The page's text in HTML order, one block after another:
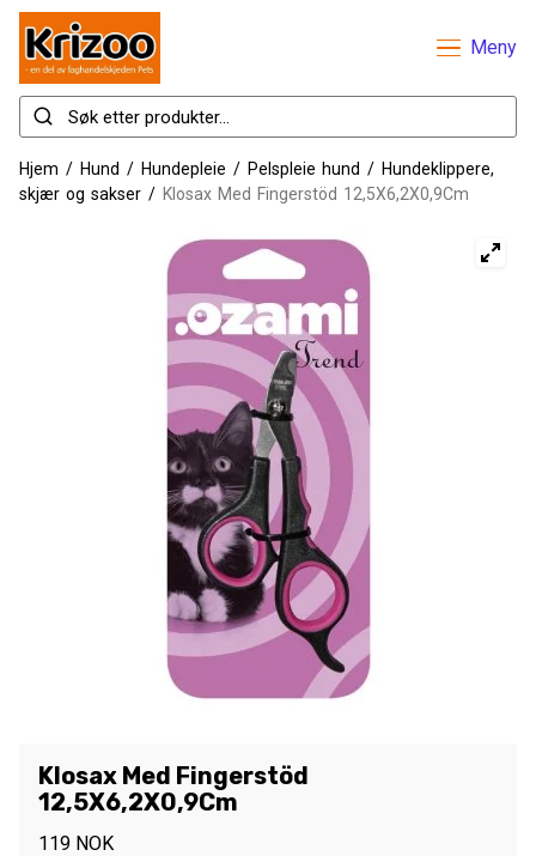
Meny
Hjem / Hund / Hundepleie / Pelspleie hund / Hundeklippere,
skjær og sakser / Klosax Med Fingerstöd 12,5X6,2X0,9Cm
Klosax Med Fingerstöd
12,5X6,2X0,9Cm
119 NOK